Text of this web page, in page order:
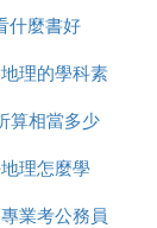
理論、
有較豐富的
什麼書好
理的學科素
養
算相當多少
理怎麼學
業考公務員